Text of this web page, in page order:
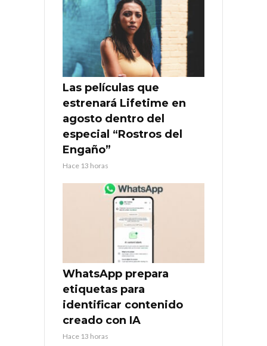
Las películas que
estrenará Lifetime en
agosto dentro del
especial “Rostros del
Engaño”
Hace 13 horas
WhatsApp prepara
etiquetas para
identificar contenido
creado con IA
Hace 13 horas